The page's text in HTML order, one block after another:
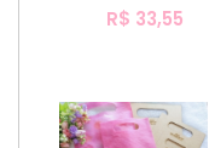
R$ 33,55